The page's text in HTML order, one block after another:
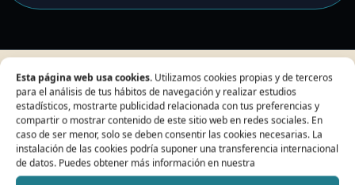
Esta página web usa cookies. Utilizamos cookies propias y de terceros
para el análisis de tus hábitos de navegación y realizar estudios
estadísticos, mostrarte publicidad relacionada con tus preferencias y
compartir o mostrar contenido de este sitio web en redes sociales. En
caso de ser menor, solo se deben consentir las cookies necesarias. La
instalación de las cookies podría suponer una transferencia internacional
de datos. Puedes obtener más información en nuestra
PARA AGENCIAS
Diseñado para
equipos que